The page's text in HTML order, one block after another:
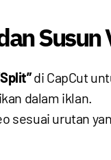
Susun
di CapCut
dalam iklan.
sesuai urutan